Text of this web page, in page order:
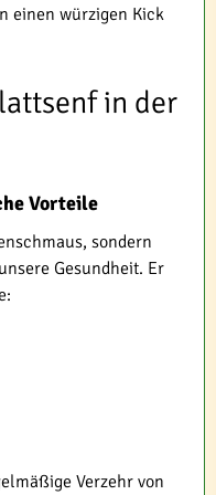
einen würzigen Kick
in der
Vorteile
sondern
Gesundheit. Er
Verzehr von